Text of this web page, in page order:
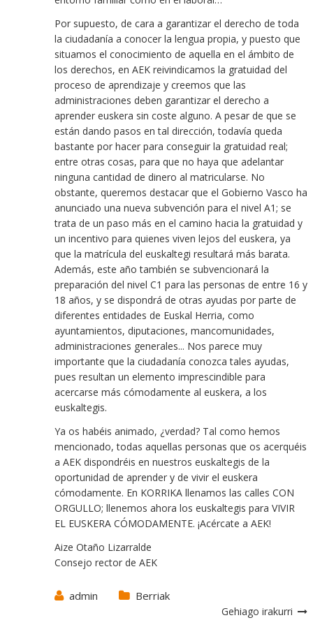
Por supuesto, de cara a garantizar el derecho de toda
la ciudadanía a conocer la lengua propia, y puesto que
situamos el conocimiento de aquella en el ámbito de
los derechos, en AEK reivindicamos la gratuidad del
proceso de aprendizaje y creemos que las
administraciones deben garantizar el derecho a
aprender euskera sin coste alguno. A pesar de que se
están dando pasos en tal dirección, todavía queda
bastante por hacer para conseguir la gratuidad real;
entre otras cosas, para que no haya que adelantar
ninguna cantidad de dinero al matricularse. No
obstante, queremos destacar que el Gobierno Vasco ha
anunciado una nueva subvención para el nivel A1; se
trata de un paso más en el camino hacia la gratuidad y
un incentivo para quienes viven lejos del euskera, ya
que la matrícula del euskaltegi resultará más barata.
Además, este año también se subvencionará la
preparación del nivel C1 para las personas de entre 16 y
18 años, y se dispondrá de otras ayudas por parte de
diferentes entidades de Euskal Herria, como
ayuntamientos, diputaciones, mancomunidades,
administraciones generales... Nos parece muy
importante que la ciudadanía conozca tales ayudas,
pues resultan un elemento imprescindible para
acercarse más cómodamente al euskera, a los
euskaltegis.
Ya os habéis animado, ¿verdad? Tal como hemos
mencionado, todas aquellas personas que os acerquéis
a AEK dispondréis en nuestros euskaltegis de la
oportunidad de aprender y de vivir el euskera
cómodamente. En KORRIKA llenamos las calles CON
ORGULLO; llenemos ahora los euskaltegis para VIVIR
EL EUSKERA CÓMODAMENTE. ¡Acércate a AEK!
Aize Otaño Lizarralde
Consejo rector de AEK
admin Berriak
Gehiago irakurri